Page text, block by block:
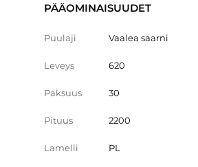
PÄÄOMINAISUUDET
Puulaji Vaalea saarni
Leveys 620
Paksuus 30
Pituus 2200
Lamelli PL